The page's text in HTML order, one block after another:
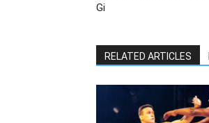
Gi
RELATED ARTICLES